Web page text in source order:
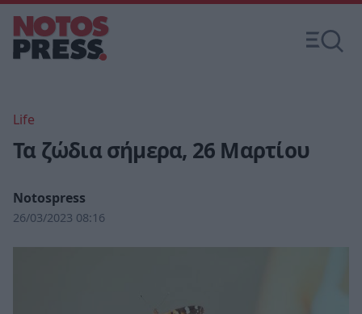
Life
Τα ζώδια σήμερα, 26 Μαρτίου
Notospress
26/03/2023 08:16